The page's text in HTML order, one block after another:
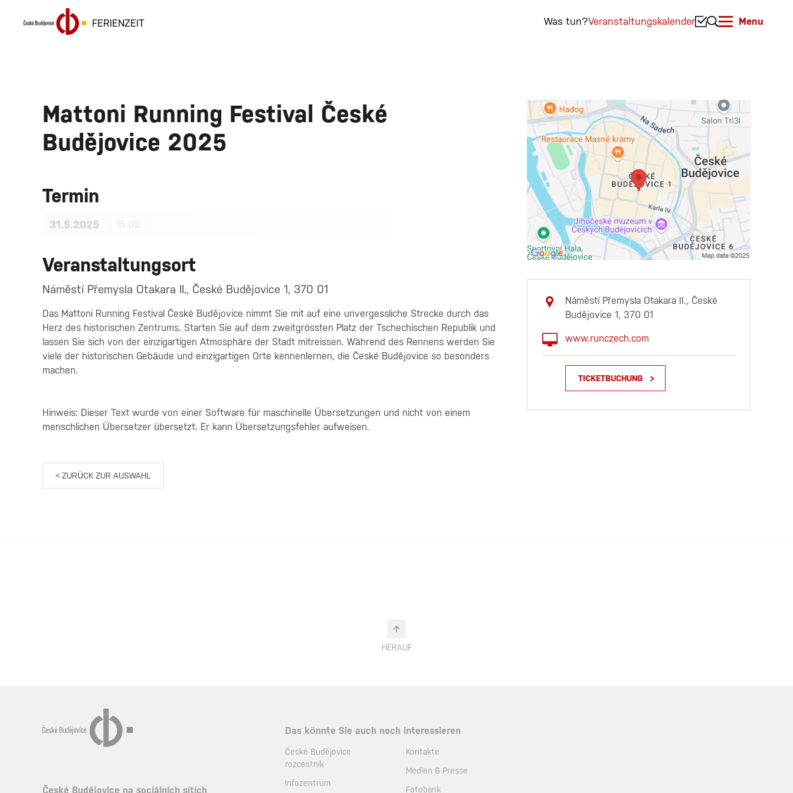
FERIENZEIT Was tun?Veranstaltungskalender Menu
Mattoni Running Festival České
Budějovice 2025
Termin
31.5.2025 15:00
Veranstaltungsort
Náměstí Přemysla Otakara II., České Budějovice 1, 370 01
Das Mattoni Running Festival České Budějovice nimmt Sie mit auf eine unvergessliche Strecke durch das
Herz des historischen Zentrums. Starten Sie auf dem zweitgrössten Platz der Tschechischen Republik und
lassen Sie sich von der einzigartigen Atmosphäre der Stadt mitreissen. Während des Rennens werden Sie
viele der historischen Gebäude und einzigartigen Orte kennenlernen, die České Budějovice so besonders
machen.
Hinweis: Dieser Text wurde von einer Software für maschinelle Übersetzungen und nicht von einem
menschlichen Übersetzer übersetzt. Er kann Übersetzungsfehler aufweisen.
< ZURÜCK ZUR AUSWAHL
Náměstí Přemysla Otakara II., České
Budějovice 1, 370 01
www.runczech.com
TICKETBUCHUNG
HERAUF
České Budějovice na sociálních sítích
Das könnte Sie auch noch interessieren
České Budějovice
rozcestník
Infozentrum
Kontakte
Medien & Presse
Fotobank